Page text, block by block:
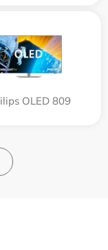
OLED 809